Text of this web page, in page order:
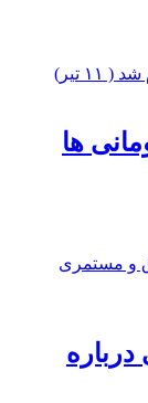
هزار تومانی ها